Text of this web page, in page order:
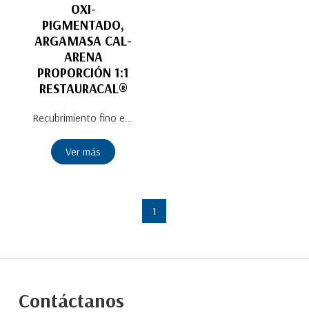
OXI-
PIGMENTADO,
ARGAMASA CAL-
ARENA
PROPORCIÓN 1:1
RESTAURACAL®
Recubrimiento fino en pasta en diversos colores. Elaborado con Cal de Alta Pureza en forma de Pasta Añeja, arena y pigmentos minerales. Argamasa lista para aplicar en interiores y exteriores. Se obtiene un revestimiento mineral texturizado de alta calidad, para fachadas, esgrafiados, proyectos decorativos históricos y contemporáneos. Acabado milenario típico de la cal, mate con visos. Tienen un tiempo de carbonatación gradual, se puede obtener distintos acabados finos. 100% natural con propiedades bioclimáticas. Durabilidad prolongada a través del proceso de carbonatación de la Cal de Alta Pureza. Transpirable Presentación: Cubeta de 19 L
Ver más
1
Contáctanos